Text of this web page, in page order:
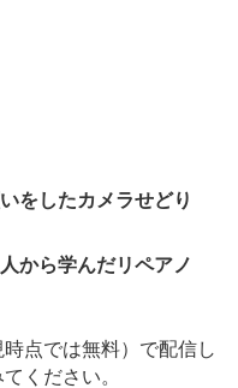
をしたカメラせどり
から学んだリペアノ
点では無料）で配信し
ください。